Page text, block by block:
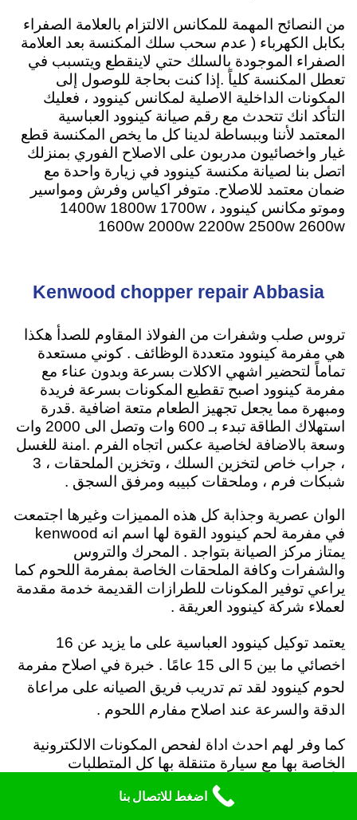
من النصائح المهمة للمكانس الالتزام بالعلامة الصفراء
بكابل الكهرباء ( عدم سحب سلك المكنسة بعد العلامة
الصفراء الموجودة بالسلك حتي لاينقطع ويتسبب في
تعطل المكنسة كلياً .إذا كنت بحاجة للوصول إلى
المكونات الداخلية الاصلية لمكانس كينوود ، فعليك
التأكد انك تتحدث مع رقم صيانة كينوود العباسية
المعتمد لأننا وببساطة لدينا كل ما يخص المكنسة قطع
غيار واخصائيون مدربون على الاصلاح الفوري بمنزلك
اتصل بنا لصيانة مكنسة كينوود في زيارة واحدة مع
ضمان معتمد للاصلاح. متوفر اكياس وفرش ومواسير
وموتو مكانس كينوود ، 1400w 1800w 1700w
1600w 2000w 2200w 2500w 2600w
Kenwood chopper repair Abbasia
تروس صلب وشفرات من الفولاذ المقاوم للصدأ هكذا
هي مفرمة كينوود متعددة الوظائف . كوني مستعدة
تماماً لتحضير اشهي الاكلات بسرعة وبدون عناء مع
مفرمة كينوود اصبح تقطيع المكونات بسرعة فريدة
ومبهرة مما يجعل تجهيز الطعام متعة اضافية .قدرة
استهلاك الطاقة تبدء بـ 600 وات وتصل الى 2000 وات
وسعة بالاضافة لخاصية عكس اتجاه الفرم .امنة للغسل
، جراب خاص لتخزين السلك ، وتخزين الملحقات ، 3
شبكات فرم ، وملحقات كبيبه ومرفق السجق .
الوان عصرية وجذابة كل هذه المميزات وغيرها اجتمعت
في مفرمة لحم كينوود القوة لها اسم انه kenwood
يمتاز مركز الصيانة بتواجد . المحرك والتروس
والشفرات وكافة الملحقات الخاصة بمفرمة اللحوم كما
يراعي توفير المكونات للطرازات القديمة خدمة مقدمة
لعملاء شركة كينوود العريقة .
يعتمد توكيل كينوود العباسية على ما يزيد عن 16
اخصائي ما بين 5 الى 15 عامًا . خبرة في اصلاح مفرمة
لحوم كينوود لقد تم تدريب فريق الصيانه على مراعاة
الدقة والسرعة عند اصلاح مفارم اللحوم .
كما وفر لهم احدث اداة لفحص المكونات الالكترونية
الخاصة بها مع سيارة متنقلة بها كل المتطلبات
repair in Abbasia
اضغط للاتصال بنا